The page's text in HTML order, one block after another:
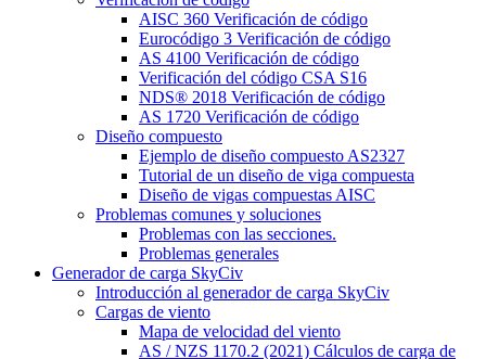
AISC 360 Verificación de código
Eurocódigo 3 Verificación de código
AS 4100 Verificación de código
Verificación del código CSA S16
NDS® 2018 Verificación de código
AS 1720 Verificación de código
Diseño compuesto
Ejemplo de diseño compuesto AS2327
Tutorial de un diseño de viga compuesta
Diseño de vigas compuestas AISC
Problemas comunes y soluciones
Problemas con las secciones.
Problemas generales
Generador de carga SkyCiv
Introducción al generador de carga SkyCiv
Cargas de viento
Mapa de velocidad del viento
AS / NZS 1170.2 (2021) Cálculos de carga de